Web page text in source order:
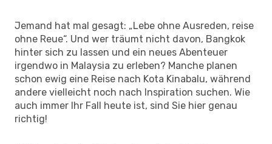
Jemand hat mal gesagt: „Lebe ohne Ausreden, reise
ohne Reue“. Und wer träumt nicht davon, Bangkok
hinter sich zu lassen und ein neues Abenteuer
irgendwo in Malaysia zu erleben? Manche planen
schon ewig eine Reise nach Kota Kinabalu, während
andere vielleicht noch nach Inspiration suchen. Wie
auch immer Ihr Fall heute ist, sind Sie hier genau
richtig!